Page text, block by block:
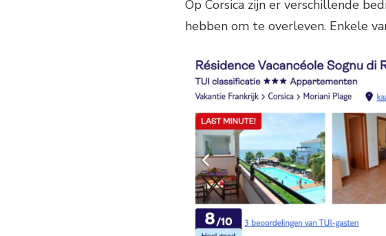
Op Corsica zijn er verschillende
hebben om te overleven. Enkele